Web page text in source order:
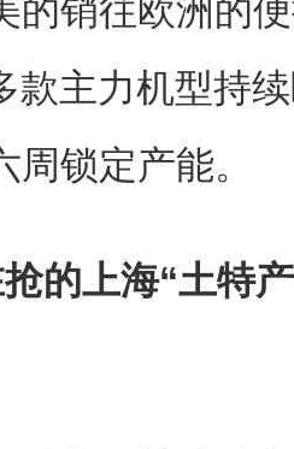
的销往欧洲的
款主力机型持
锁定产能。
的上海“土特